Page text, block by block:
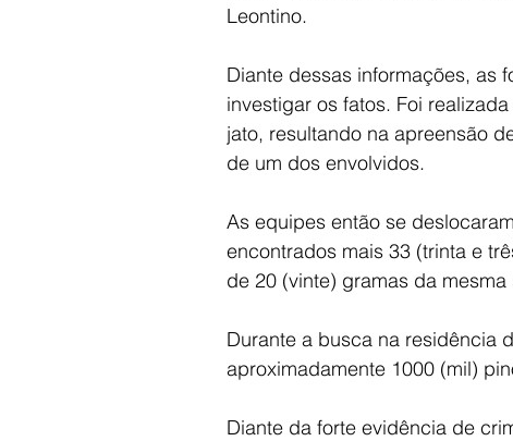
Leontino.
Diante dessas informações, as
investigar os fatos. Foi
jato, resultando na apreensão
de um dos envolvidos.
As equipes então se
encontrados mais 33 (trinta e
de 20 (vinte) gramas da
Durante a busca na residência
aproximadamente 1000 (mil)
Diante da forte evidência de